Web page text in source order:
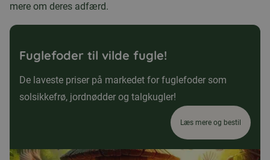
mere om deres adfærd.
Fuglefoder til vilde fugle!
De laveste priser på markedet for fuglefoder som
solsikkefrø, jordnødder og talgkugler!
Læs mere og bestil